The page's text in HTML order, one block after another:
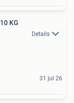
Sun Vaatwaspoeder 10 KG
Details
31 jul 26